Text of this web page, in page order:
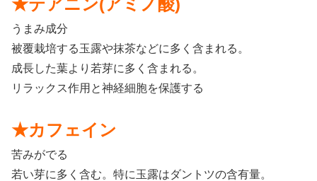
★テアニン(アミノ酸)
うまみ成分
被覆栽培する玉露や抹茶などに多く含まれる。
成長した葉より若芽に多く含まれる。
リラックス作用と神経細胞を保護する
★カフェイン
苦みがでる
若い芽に多く含む。特に玉露はダントツの含有量。